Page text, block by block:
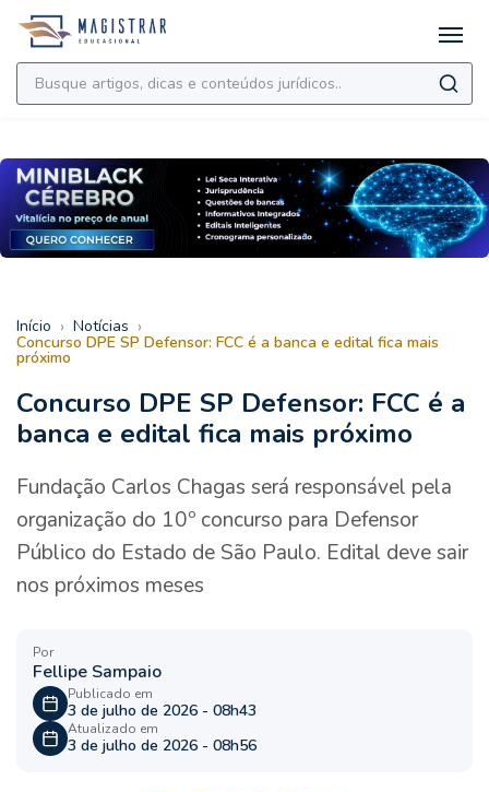
Início › Notícias ›
Concurso DPE SP Defensor: FCC é a banca e edital fica mais
próximo
Concurso DPE SP Defensor: FCC é a
banca e edital fica mais próximo
Fundação Carlos Chagas será responsável pela
organização do 10º concurso para Defensor
Público do Estado de São Paulo. Edital deve sair
nos próximos meses
Por
Fellipe Sampaio
Publicado em
3 de julho de 2026 - 08h43
Atualizado em
3 de julho de 2026 - 08h56